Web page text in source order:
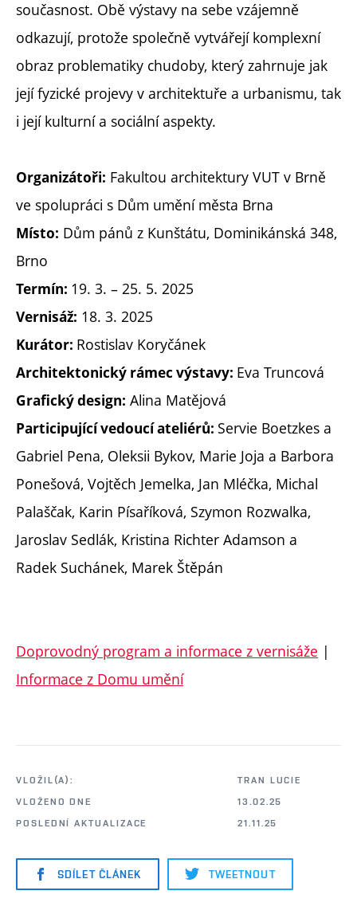
současnost. Obě výstavy na sebe vzájemně
odkazují, protože společně vytvářejí komplexní
obraz problematiky chudoby, který zahrnuje jak
její fyzické projevy v architektuře a urbanismu, tak
i její kulturní a sociální aspekty.
Organizátoři: Fakultou architektury VUT v Brně
ve spolupráci s Dům umění města Brna
Místo: Dům pánů z Kunštátu, Dominikánská 348,
Brno
Termín: 19. 3. – 25. 5. 2025
Vernisáž: 18. 3. 2025
Kurátor: Rostislav Koryčánek
Architektonický rámec výstavy: Eva Truncová
Grafický design: Alina Matějová
Participující vedoucí ateliérů: Servie Boetzkes a
Gabriel Pena, Oleksii Bykov, Marie Joja a Barbora
Ponešová, Vojtěch Jemelka, Jan Mléčka, Michal
Palaščak, Karin Písaříková, Szymon Rozwalka,
Jaroslav Sedlák, Kristina Richter Adamson a
Radek Suchánek, Marek Štěpán
Doprovodný program a informace z vernisáže |
Informace z Domu umění
VLOŽIL(A):
TRAN LUCIE
VLOŽENO DNE
13.02.25
POSLEDNÍ AKTUALIZACE
21.11.25
SDÍLET ČLÁNEK TWEETNOUT